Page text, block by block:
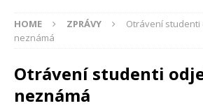
HOME ZPRÁVY
Otrávení studenti
neznámá
Otrávení studenti
neznámá